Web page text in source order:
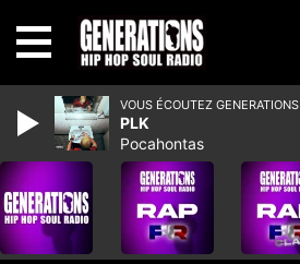
VOUS ÉCOUTEZ GENERATIONS
PLK
Pocahontas